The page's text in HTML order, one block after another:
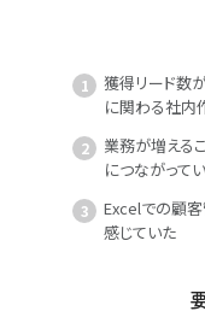
獲得リード数
に関わる社内
業務が増える
につながって
Excelでの顧
感じていた